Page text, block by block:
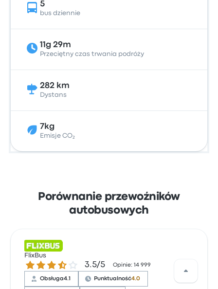
5
bus dziennie
11g 29m
Przeciętny czas trwania podróży
282 km
Dystans
7kg
Emisje CO₂
Porównanie przewoźników
autobusowych
FlixBus
3.5 gwiazdek w skali do 5
3.5/5 Opinie: 14 999
Obsługa4.1 Punktualność4.0